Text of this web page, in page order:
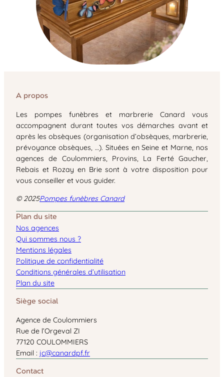
A propos
Les pompes funèbres et marbrerie Canard vous
accompagnent durant toutes vos démarches avant et
après les obsèques (organisation d’obsèques, marbrerie,
prévoyance obsèques, …). Situées en Seine et Marne, nos
agences de Coulommiers, Provins, La Ferté Gaucher,
Rebais et Rozay en Brie sont à votre disposition pour
vous conseiller et vous guider.
© 2025Pompes funèbres Canard
Plan du site
Nos agences
Qui sommes nous ?
Mentions légales
Politique de confidentialité
Conditions générales d’utilisation
Plan du site
Siège social
Agence de Coulommiers
Rue de l’Orgeval ZI
77120 COULOMMIERS
Email : jc@canardpf.fr
Contact